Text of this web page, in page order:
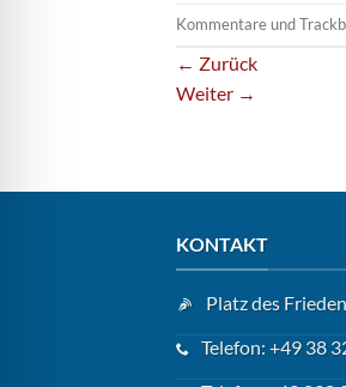
Kommentare und
← Zurück
Weiter →
KONTAKT
Platz des
Telefon: +49 38